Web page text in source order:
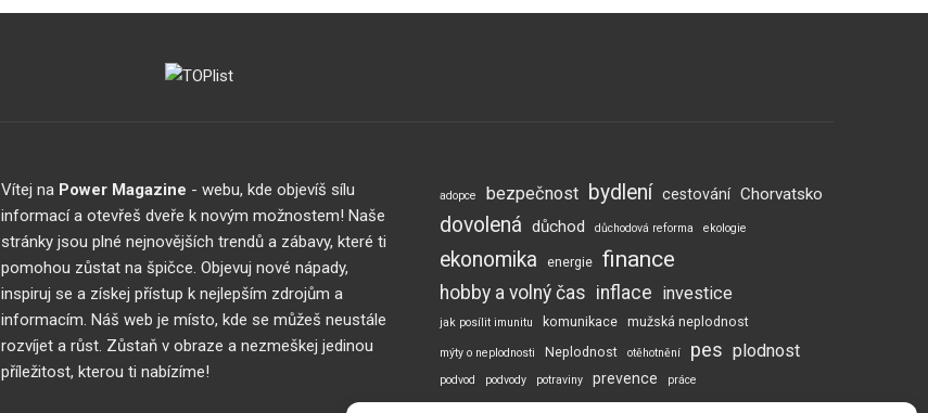
Vítej na Power Magazine - webu, kde objevíš sílu
informací a otevřeš dveře k novým možnostem! Naše
stránky jsou plné nejnovějších trendů a zábavy, které ti
pomohou zůstat na špičce. Objevuj nové nápady,
inspiruj se a získej přístup k nejlepším zdrojům a
informacím. Náš web je místo, kde se můžeš neustále
rozvíjet a růst. Zůstaň v obraze a nezmeškej jedinou
příležitost, kterou ti nabízíme!
adopce bezpečnost bydlení cestování Chorvatsko
dovolená důchod důchodová reforma ekologie
ekonomika energie finance
hobby a volný čas inflace investice
jak posílit imunitu komunikace mužská neplodnost
mýty o neplodnosti Neplodnost otěhotnění pes plodnost
podvod podvody potraviny prevence práce